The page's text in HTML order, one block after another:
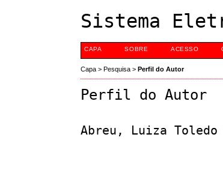
Sistema
CAPA SOBRE ACESSO
Capa >Pesquisa >Perfil do Autor
Perfil do Autor
Abreu, Luiza Toledo